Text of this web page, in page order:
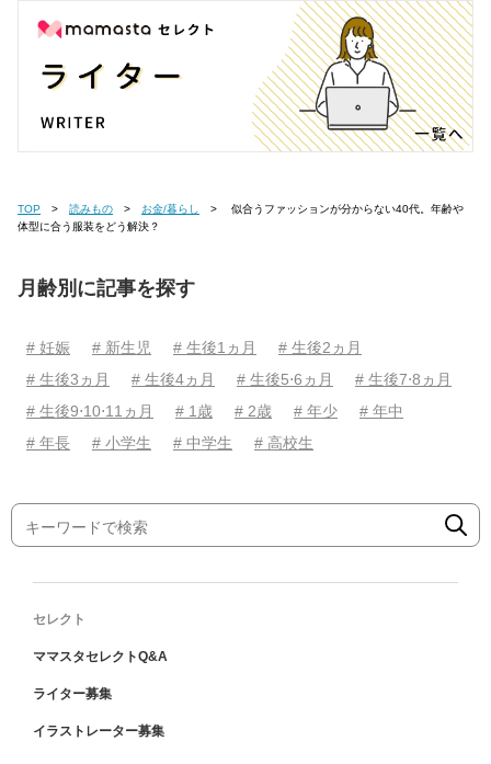
TOP 読みもの お金/暮らし
体型に合う服装をどう解決？
月齢別に記事を探す
# 妊娠 # 新生児 # 生後1ヵ月
# 生後2ヵ月
# 生後3ヵ月
# 生後4ヵ月 # 生後5⋅6ヵ月
# 生後7⋅8ヵ月
# 生後9⋅10⋅11ヵ月
# 1歳 # 2歳 # 年少
# 年中
# 年長
# 小学生 # 中学生 # 高校生
セレクト
ママスタセレクトQ&A
ライター募集
イラストレーター募集